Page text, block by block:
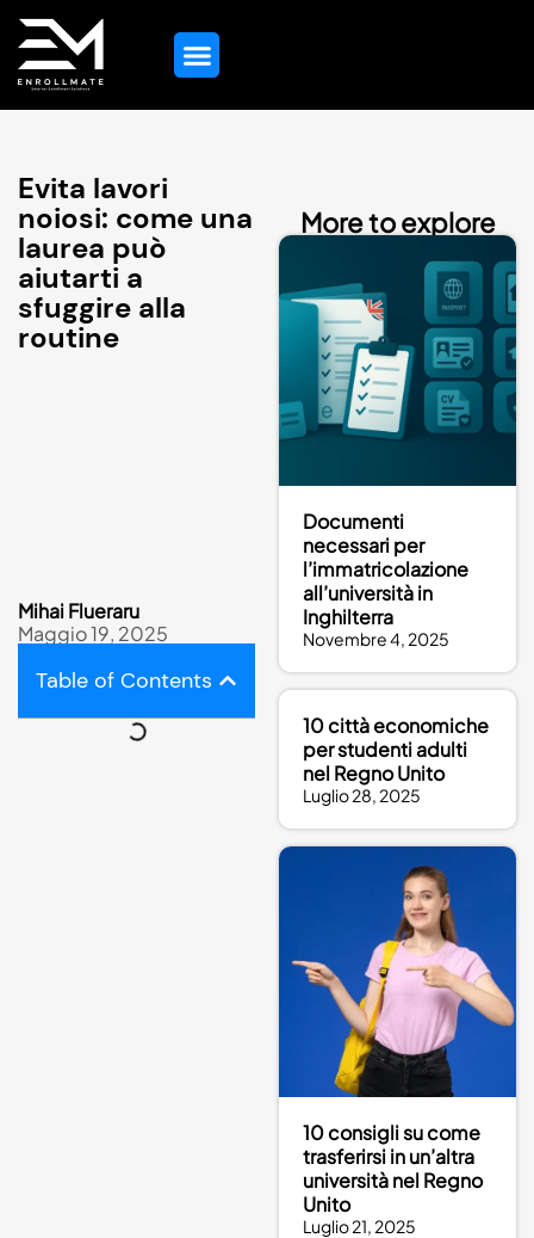
Evita lavori
noiosi: come una
laurea può
aiutarti a
sfuggire alla
routine
Mihai Flueraru
Maggio 19, 2025
Table of Contents
More to explore
Documenti
necessari per
l’immatricolazione
all’università in
Inghilterra
Novembre 4, 2025
10 città economiche
per studenti adulti
nel Regno Unito
Luglio 28, 2025
10 consigli su come
trasferirsi in un’altra
università nel Regno
Unito
Luglio 21, 2025